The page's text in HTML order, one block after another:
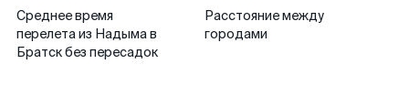
Среднее время
перелета из Надыма в
Братск без пересадок
Расстояние между
городами